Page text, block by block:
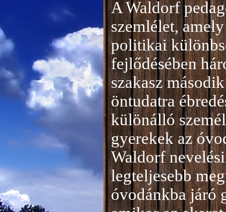
A Waldorf
szemlélet,
politikai
fejlődésében
szakasz
öntudatra
különálló
gyerekek az
Waldorf
legteljesebb
óvodánkba járó